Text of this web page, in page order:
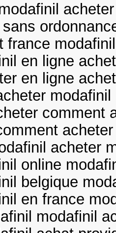
france
en ligne
en ligne
modafinil
comment
acheter
online
belgique
en france
modafinil